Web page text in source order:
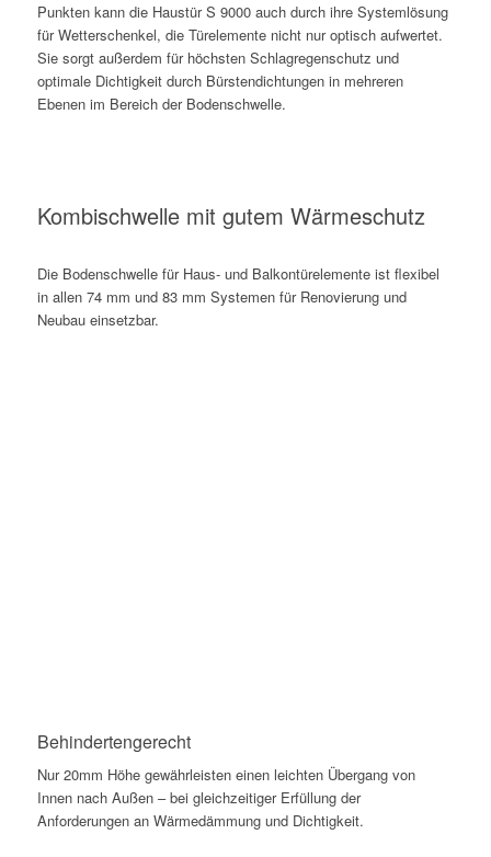
Punkten kann die Haustür S 9000 auch durch ihre Systemlösung
für Wetterschenkel, die Türelemente nicht nur optisch aufwertet.
Sie sorgt außerdem für höchsten Schlagregenschutz und
optimale Dichtigkeit durch Bürstendichtungen in mehreren
Ebenen im Bereich der Bodenschwelle.
Kombischwelle mit gutem Wärmeschutz
Die Bodenschwelle für Haus- und Balkontürelemente ist flexibel
in allen 74 mm und 83 mm Systemen für Renovierung und
Neubau einsetzbar.
Behindertengerecht
Nur 20mm Höhe gewährleisten einen leichten Übergang von
Innen nach Außen – bei gleichzeitiger Erfüllung der
Anforderungen an Wärmedämmung und Dichtigkeit.